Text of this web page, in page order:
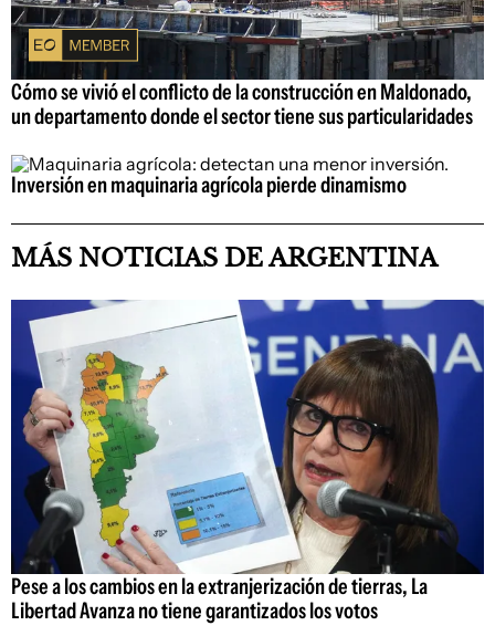
Cómo se vivió el conflicto de la construcción en Maldonado,
un departamento donde el sector tiene sus particularidades
Inversión en maquinaria agrícola pierde dinamismo
MÁS NOTICIAS DE ARGENTINA
Pese a los cambios en la extranjerización de tierras, La
Libertad Avanza no tiene garantizados los votos